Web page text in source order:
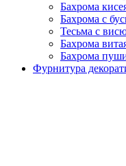
Бахрома
Бахрома с
Тесьма с
Бахрома
Бахрома
Фурнитура